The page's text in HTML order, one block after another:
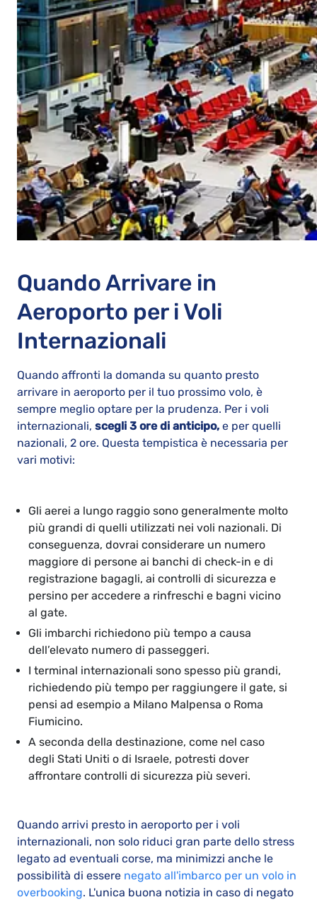
Quando Arrivare in
Aeroporto per i Voli
Internazionali
Quando affronti la domanda su quanto presto
arrivare in aeroporto per il tuo prossimo volo, è
sempre meglio optare per la prudenza. Per i voli
internazionali, scegli 3 ore di anticipo, e per quelli
nazionali, 2 ore. Questa tempistica è necessaria per
vari motivi:
Gli aerei a lungo raggio sono generalmente molto
più grandi di quelli utilizzati nei voli nazionali. Di
conseguenza, dovrai considerare un numero
maggiore di persone ai banchi di check-in e di
registrazione bagagli, ai controlli di sicurezza e
persino per accedere a rinfreschi e bagni vicino
al gate.
Gli imbarchi richiedono più tempo a causa
dell’elevato numero di passeggeri.
I terminal internazionali sono spesso più grandi,
richiedendo più tempo per raggiungere il gate, si
pensi ad esempio a Milano Malpensa o Roma
Fiumicino.
A seconda della destinazione, come nel caso
degli Stati Uniti o di Israele, potresti dover
affrontare controlli di sicurezza più severi.
Quando arrivi presto in aeroporto per i voli
internazionali, non solo riduci gran parte dello stress
legato ad eventuali corse, ma minimizzi anche le
possibilità di essere negato all'imbarco per un volo in
overbooking. L'unica buona notizia in caso di negato